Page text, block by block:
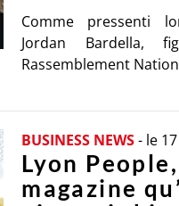
Comme pressenti
Jordan Bardella,
Rassemblement
BUSINESS NEWS- le
Lyon
magazine